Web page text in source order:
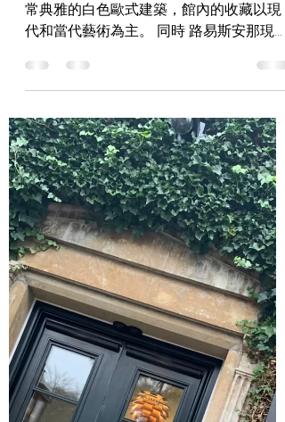
常典雅的白色歐式建築，館內的收藏以現
代和當代藝術為主。 同時 路易斯安那現代
的美術館，從室內的藏品到戶外的環境及
雕塑 ，在這裡觀賞者度會受到動線安排的
限制，你以自主探索美術館的每個角落，
感受著每件與大...